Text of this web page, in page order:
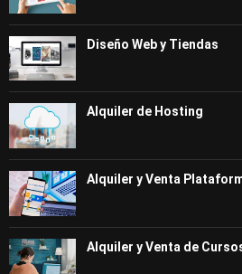
Diseño Web y Tiendas
Alquiler de Hosting
Alquiler y Venta
Alquiler y Venta de